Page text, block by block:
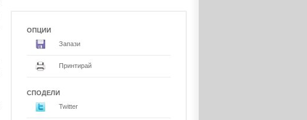
ОПЦИИ
Запази
Принтирай
СПОДЕЛИ
Twitter